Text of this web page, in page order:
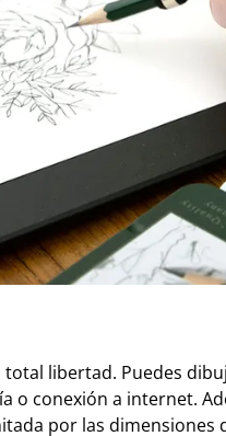
libertad. Puedes
o conexión a internet.
por las dimensiones